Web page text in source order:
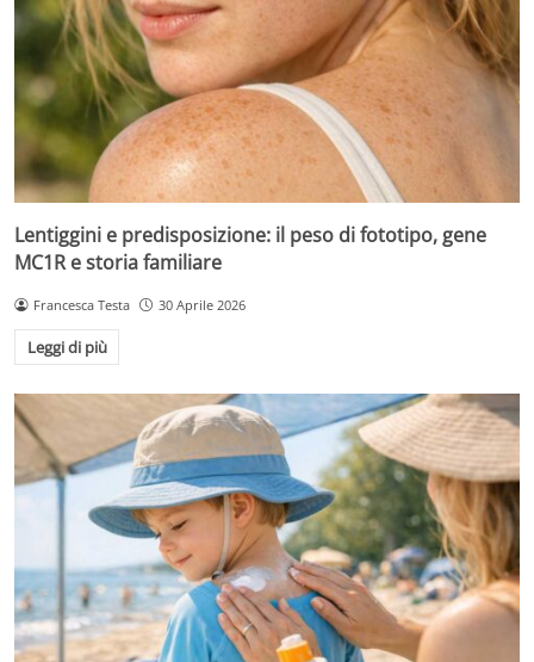
Lentiggini e predisposizione: il peso di fototipo, gene
MC1R e storia familiare
Francesca Testa 30 Aprile 2026
Leggi di più